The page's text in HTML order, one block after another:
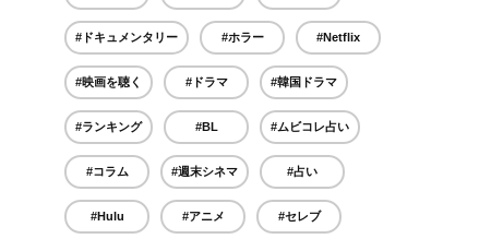
#ドキュメンタリー #ホラー #Netflix
#映画を聴く #ドラマ #韓国ドラマ
#ランキング #BL #ムビコレ占い
#コラム #週末シネマ #占い
#Hulu #アニメ #セレブ